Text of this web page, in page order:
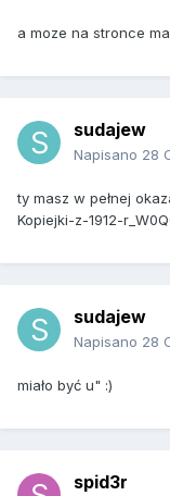
a moze na stronce
sudajew
Napisano 28
ty masz w pełnej
Kopiejki-z-1912-
sudajew
Napisano 28
miało być u" :)
spid3r